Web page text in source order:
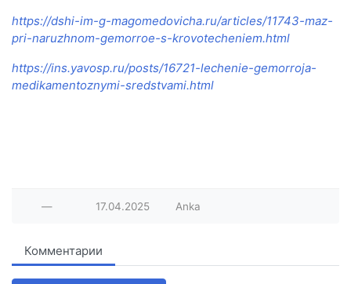
https://dshi-im-g-magomedovicha.ru/articles/11743-maz-
pri-naruzhnom-gemorroe-s-krovotecheniem.html
https://ins.yavosp.ru/posts/16721-lechenie-gemorroja-
medikamentoznymi-sredstvami.html
— 17.04.2025 Anka
Комментарии